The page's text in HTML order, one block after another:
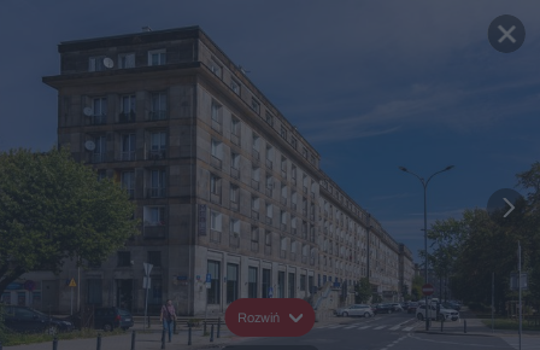
Rozwiń